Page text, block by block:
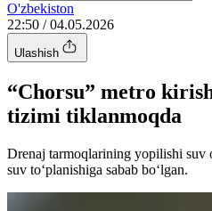
O'zbekiston
22:50 / 04.05.2026
Ulashish
“Chorsu” metro
tizimi tiklanmoqda
Drenaj tarmoqlarining yopilishi suv
suv to‘planishiga sabab bo‘lgan.